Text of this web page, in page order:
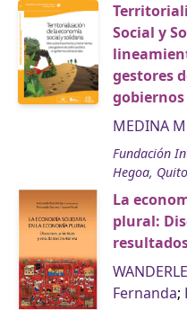
Social y
gestores
MEDINA
Fundación
Hegoa,
La
plural:
Fernanda;